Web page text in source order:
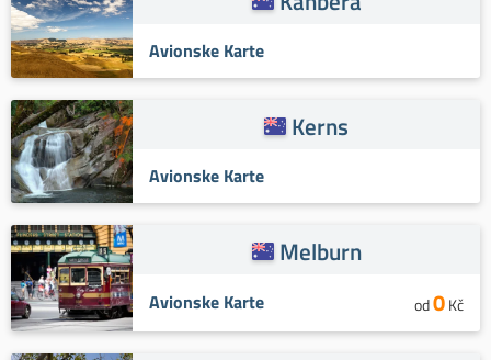
Avionske Karte
Kerns
Avionske Karte
Melburn
Avionske Karte od0Kč